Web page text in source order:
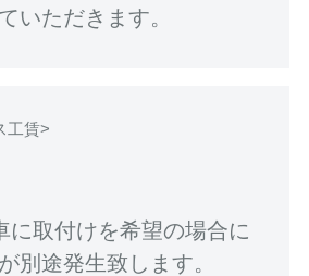
いただきます。
工賃>
に取付けを希望の場合に
別途発生致します。